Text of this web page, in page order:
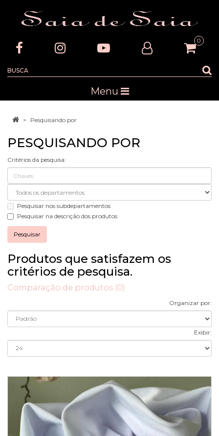
0
Menu
Pesquisando por
PESQUISANDO POR
Critérios da pesquisa:
Pesquisar nos subdepartamentos
Pesquisar na descrição dos produtos
Produtos que satisfazem os
critérios de pesquisa.
Comparação de produtos (0)
Organizar por:
Exibir: